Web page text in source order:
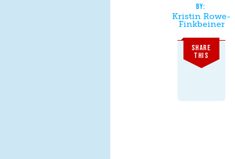
Kristin Rowe-
Finkbeiner
SHARE
THIS